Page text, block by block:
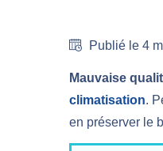
Publié le 4
Mauvaise
climatisation.
en préserver le